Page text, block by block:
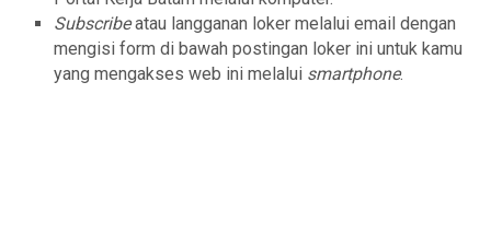
Subscribeatau langganan loker melalui email dengan
mengisi form di bawah postingan loker ini untuk kamu
yang mengakses web ini melalui smartphone.